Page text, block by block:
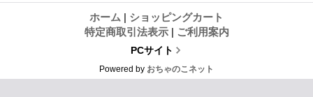
ホーム | ショッピングカート
特定商取引法表示 | ご利用案内
PCサイト
Powered by おちゃのこネット